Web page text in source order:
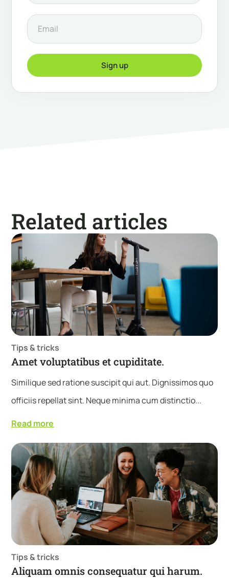
Sign up
Related articles
Tips & tricks
Amet voluptatibus et cupiditate.
Similique sed ratione suscipit qui aut. Dignissimos quo
officiis repellat sint. Neque minima cum distinctio...
Read more
Tips & tricks
Aliquam omnis consequatur qui harum.